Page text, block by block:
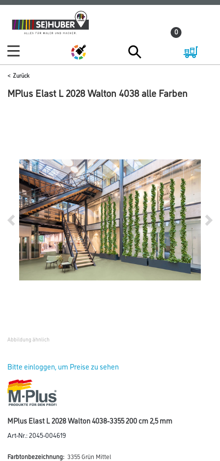
Zum
Inhalt
Zum
Navigationsmenü
0
Zurück
MPlus Elast L 2028 Walton 4038 alle Farben
Abbildung ähnlich
Bitte einloggen, um Preise zu sehen
MPlus Elast L 2028 Walton 4038-3355 200 cm 2,5 mm
Art-Nr.:2045-004619
Farbtonbezeichnung: 3355 Grün Mittel